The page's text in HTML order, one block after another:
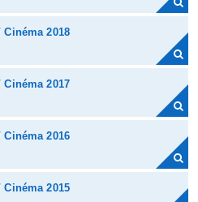
Cinéma 2018
Cinéma 2017
Cinéma 2016
Cinéma 2015